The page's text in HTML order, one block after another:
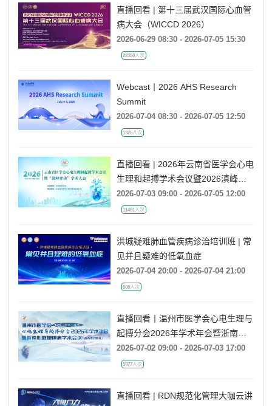
题会
直播回看 | 第十三届武汉国际心血管
病大会（WICCD 2026）
2026-06-29 08:30 - 2026-07-05 15:30
22350人次
Webcast丨2026 AHS Research
Summit
2026-07-04 08:30 - 2026-07-05 12:50
1325人次
直播回看 | 2026年云南省医学会心电
生理和起搏学术会议暨2026滇峰律
动学术大会
2026-07-03 09:00 - 2026-07-05 12:00
11451人次
洪城疑难肺血管疾病诊治培训班 | 常
见并且疑难的低氧血症
2026-07-04 20:00 - 2026-07-04 21:00
608人次
直播回看丨温州市医学会心电生理与
起搏分会2026年学术年会暨浙南心
脏瓣膜病学术会议
2026-07-02 09:00 - 2026-07-03 17:00
5977人次
直播回看 | RDN规范化管理大咖云讲